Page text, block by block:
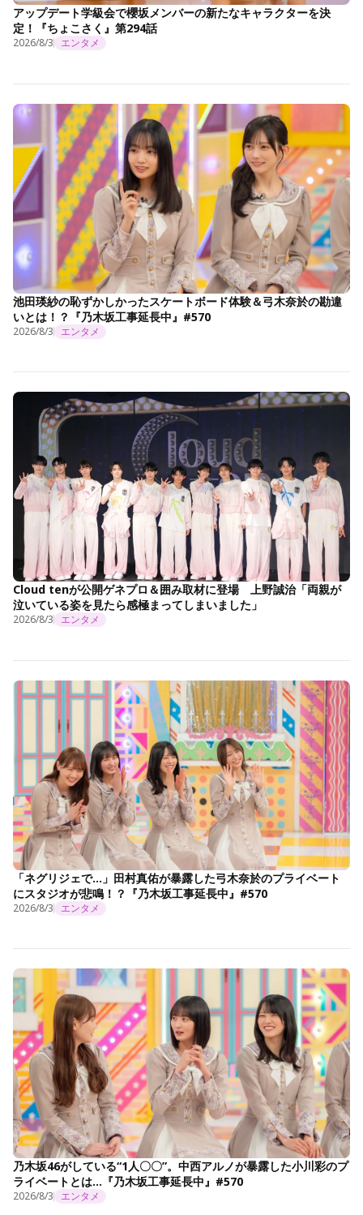
アップデート学級会で櫻坂メンバーの新たなキャラクターを決
定！『ちょこさく』第294話
2026/8/3 エンタメ
池田瑛紗の恥ずかしかったスケートボード体験＆弓木奈於の勘違
いとは！？『乃木坂工事延長中』#570
2026/8/3 エンタメ
Cloud tenが公開ゲネプロ＆囲み取材に登場 上野誠治「両親が
泣いている姿を見たら感極まってしまいました」
2026/8/3 エンタメ
「ネグリジェで…」田村真佑が暴露した弓木奈於のプライベート
にスタジオが悲鳴！？『乃木坂工事延長中』#570
2026/8/3 エンタメ
乃木坂46がしている“1人〇〇”。中西アルノが暴露した小川彩のプ
ライベートとは…『乃木坂工事延長中』#570
2026/8/3 エンタメ